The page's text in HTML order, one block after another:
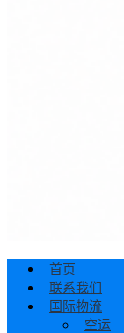
首页
联系我们
国际物流
空运